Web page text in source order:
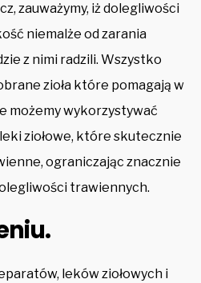
zauważymy, iż dolegliwości
niemalże od zarania
z nimi radzili. Wszystko
zioła które pomagają w
możemy wykorzystywać
ziołowe, które skutecznie
ograniczając znacznie
trawiennych.
leków ziołowych i